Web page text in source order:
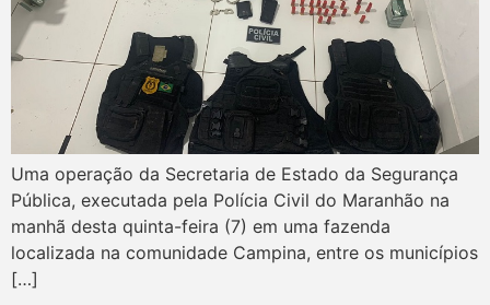
Uma operação da Secretaria de Estado da Segurança
Pública, executada pela Polícia Civil do Maranhão na
manhã desta quinta-feira (7) em uma fazenda
localizada na comunidade Campina, entre os municípios
[…]